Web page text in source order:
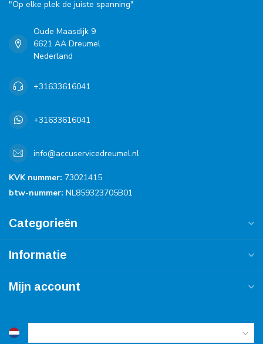
"Op elke plek de juiste spanning"
Oude Maasdijk 9
6621 AA Dreumel
Nederland
+31633616041
+31633616041
info@accuservicedreumel.nl
KVK nummer: 73021415
btw-nummer: NL859323705B01
Categorieën
Informatie
Mijn account